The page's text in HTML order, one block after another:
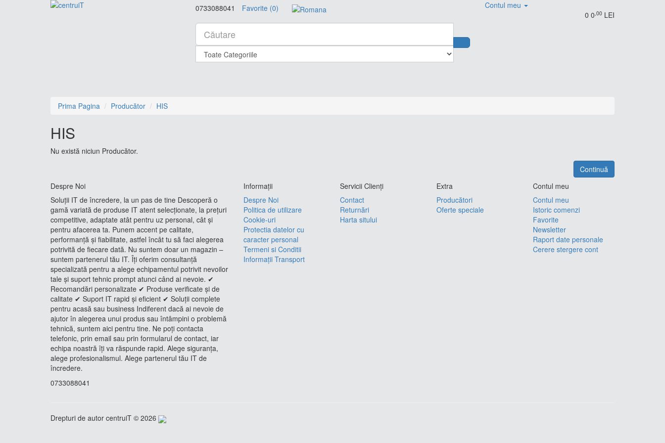
0733088041 Favorite (0)
Contul meu
0 0 ,00 LEI
Prima Pagina Producător HIS
HIS
Nu există niciun Producător.
Continuă
Despre Noi
Soluții IT de încredere, la un pas de tine Descoperă o
gamă variată de produse IT atent selecționate, la prețuri
competitive, adaptate atât pentru uz personal, cât și
pentru afacerea ta. Punem accent pe calitate,
performanță și fiabilitate, astfel încât tu să faci alegerea
potrivită de fiecare dată. Nu suntem doar un magazin –
suntem partenerul tău IT. Îți oferim consultanță
specializată pentru a alege echipamentul potrivit nevoilor
tale și suport tehnic prompt atunci când ai nevoie. ✔
Recomandări personalizate ✔ Produse verificate și de
calitate ✔ Suport IT rapid și eficient ✔ Soluții complete
pentru acasă sau business Indiferent dacă ai nevoie de
ajutor în alegerea unui produs sau întâmpini o problemă
tehnică, suntem aici pentru tine. Ne poți contacta
telefonic, prin email sau prin formularul de contact, iar
echipa noastră îți va răspunde rapid. Alege siguranța,
alege profesionalismul. Alege partenerul tău IT de
încredere.
0733088041
Informaţii
Despre Noi
Politica de utilizare
Cookie-uri
Protectia datelor cu
caracter personal
Termeni si Conditii
Informații Transport
Servicii Clienţi
Contact
Returnări
Harta sitului
Extra
Producători
Oferte speciale
Contul meu
Contul meu
Istoric comenzi
Favorite
Newsletter
Raport date personale
Cerere stergere cont
Drepturi de autor centruiT © 2026